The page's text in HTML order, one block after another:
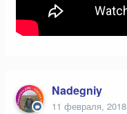
Nadegniy
11 февраля, 2018